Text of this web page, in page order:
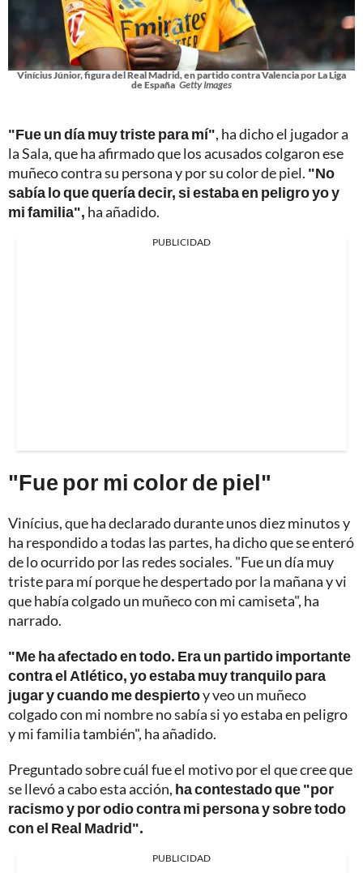
Vinícius Júnior, figura del Real Madrid, en partido contra Valencia por La Liga
de España Getty Images
"Fue un día muy triste para mí", ha dicho el jugador a
la Sala, que ha afirmado que los acusados colgaron ese
muñeco contra su persona y por su color de piel. "No
sabía lo que quería decir, si estaba en peligro yo y
mi familia", ha añadido.
PUBLICIDAD
"Fue por mi color de piel"
Vinícius, que ha declarado durante unos diez minutos y
ha respondido a todas las partes, ha dicho que se enteró
de lo ocurrido por las redes sociales. "Fue un día muy
triste para mí porque he despertado por la mañana y vi
que había colgado un muñeco con mi camiseta", ha
narrado.
"Me ha afectado en todo. Era un partido importante
contra el Atlético, yo estaba muy tranquilo para
jugar y cuando me despiertoy veo un muñeco
colgado con mi nombre no sabía si yo estaba en peligro
y mi familia también", ha añadido.
Preguntado sobre cuál fue el motivo por el que cree que
se llevó a cabo esta acción, ha contestado que "por
racismo y por odio contra mi persona y sobre todo
con el Real Madrid".
PUBLICIDAD